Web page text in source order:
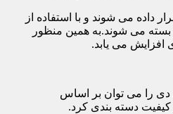
داده می شوند و با استفاده از
می شوند.به همین منظور
افزایش می یابد.
را می توان بر اساس
دسته بندی کرد.